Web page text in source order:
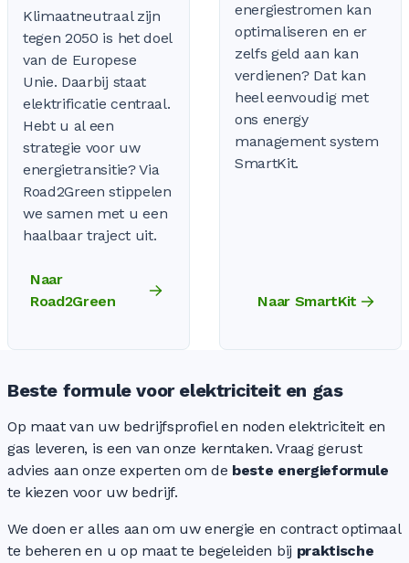
Klimaatneutraal zijn
tegen 2050 is het doel
van de Europese
Unie. Daarbij staat
elektrificatie centraal.
Hebt u al een
strategie voor uw
energietransitie? Via
Road2Green stippelen
we samen met u een
haalbaar traject uit.
Naar
Road2Green
energiestromen kan
optimaliseren en er
zelfs geld aan kan
verdienen? Dat kan
heel eenvoudig met
ons energy
management system
SmartKit.
Naar SmartKit
Beste formule voor elektriciteit en gas
Op maat van uw bedrijfsprofiel en noden elektriciteit en
gas leveren, is een van onze kerntaken. Vraag gerust
advies aan onze experten om de beste energieformule
te kiezen voor uw bedrijf.
We doen er alles aan om uw energie en contract optimaal
te beheren en u op maat te begeleiden bij praktische